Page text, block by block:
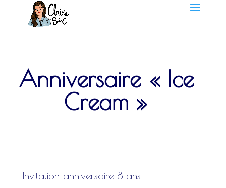
Anniversaire « Ice
Cream »
Invitation anniversaire 8 ans